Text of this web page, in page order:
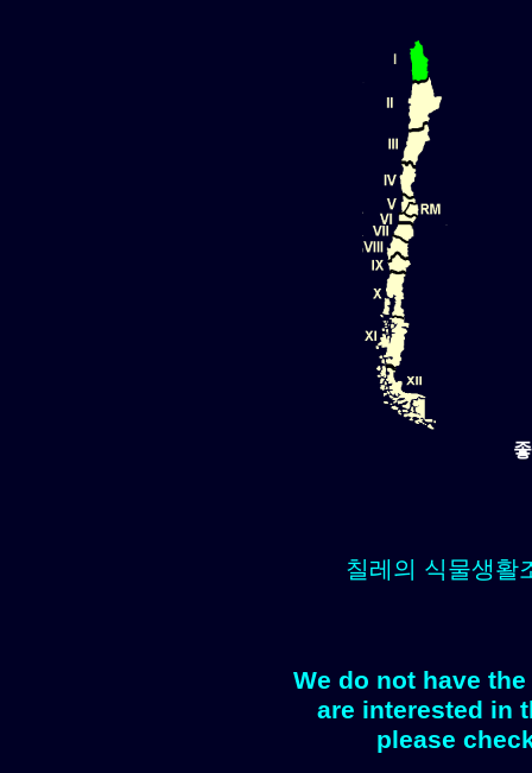
칠레의 식물생활
We do not have
are interested in
please